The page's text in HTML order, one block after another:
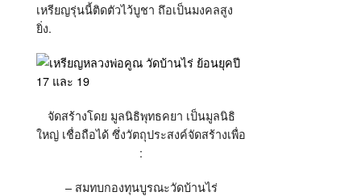
เหรียญรุ่นนี้ติดตัวไว้บูชา ถึอเป็นมงคลสูง
ยิ่ง.
จัดสร้างโดย มูลนิธิพุทธคยา เป็นมูลนิธิ
ใหญ่ เชื่อถือได้ ซึ่งวัตถุประสงค์จัดสร้างเพื่อ
:
– สมทบกองทุนบูรณะวัดบ้านไร่